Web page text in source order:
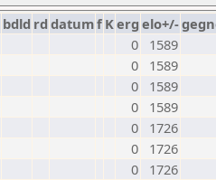
bdld rd datumf Kerg elo+/-
0
1589
0
1589
0
1589
0
1589
0
1726
0
1726
0
1726